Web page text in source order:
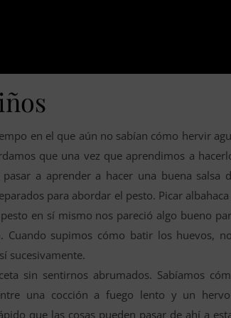
en el que aún no sabían cómo hervir
que una vez que aprendimos a
a aprender a hacer una buena salsa
para abordar el pesto. Picar albahaca
en sí mismo nos pareció algo bueno
supimos cómo batir los huevos,
sucesivamente.
sin sentirnos abrumados. Sabíamos
una cocción a fuego lento y un
que las cosas pueden pasar de ahí a